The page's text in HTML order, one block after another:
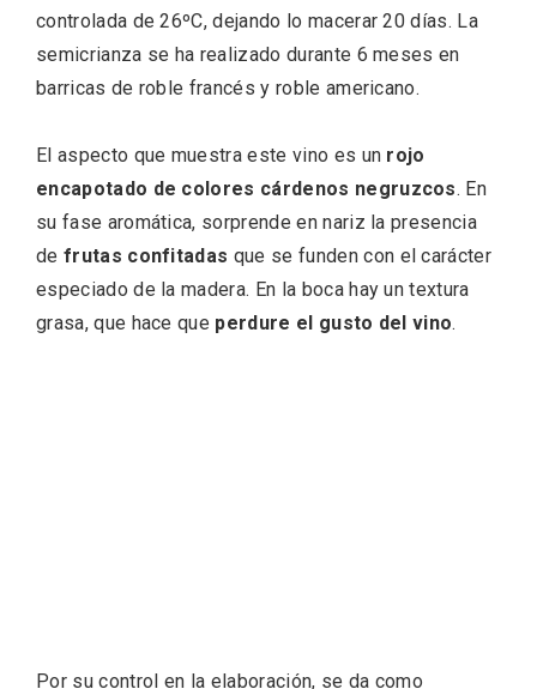
controlada de 26ºC, dejando lo macerar 20 días. La
semicrianza se ha realizado durante 6 meses en
barricas de roble francés y roble americano.
El aspecto que muestra este vino es un rojo
encapotado de colores cárdenos negruzcos. En
su fase aromática, sorprende en nariz la presencia
de frutas confitadas que se funden con el carácter
especiado de la madera. En la boca hay un textura
grasa, que hace que perdure el gusto del vino.
Por su control en la elaboración, se da como